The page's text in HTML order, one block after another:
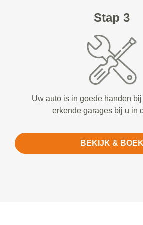
Stap 3
Uw auto is in goede handen
erkende garages bij u in
BEKIJK & BOEK